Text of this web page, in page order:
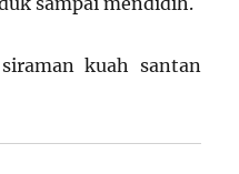
kuah santan